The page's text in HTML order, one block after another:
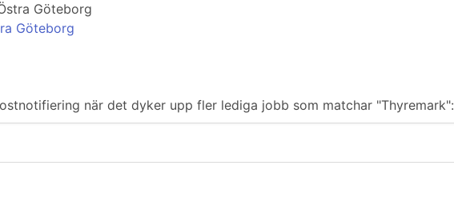
Göteborg
Göteborg
när det dyker upp fler lediga jobb som matchar "Thyremark":